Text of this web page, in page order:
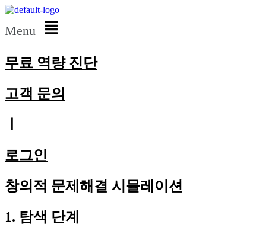
Menu
무료 역량 진단
고객 문의
로그인
창의적 문제해결 시뮬레이션
1. 탐색 단계